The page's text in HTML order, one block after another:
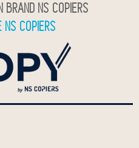
BRAND NS COPIERS
NS COPIERS